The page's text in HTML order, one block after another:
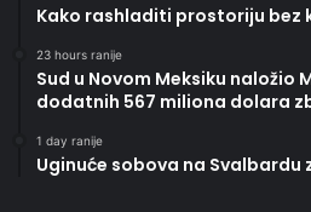
Kako rashladiti prostoriju bez
23 hours ranije
Sud u Novom Meksiku
dodatnih 567 miliona dolara
1 day ranije
Uginuće sobova na Svalbardu